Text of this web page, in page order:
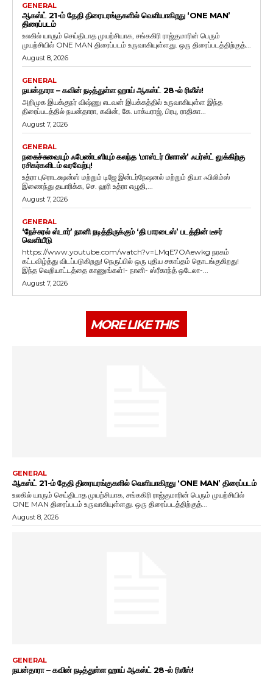
GENERAL
ஆகஸ்ட் 21-ம் தேதி திரையரங்குகளில் வெளியாகிறது ‘ONE MAN’
திரைப்படம்
உலகில் யாரும் செய்திடாத முயற்சியாக, சங்ககிரி ராஜ்குமாரின் பெரும்
முயற்சியில் ONE MAN திரைப்படம் உருவாகியுள்ளது. ஒரு திரைப்படத்திற்குத்...
August 8, 2026
GENERAL
நயன்தாரா – கவின் நடித்துள்ள ஹாய் ஆகஸ்ட் 28-ல் ரிலீஸ்!
அறிமுக இயக்குநர் விஷ்ணு எடவன் இயக்கத்தில் உருவாகியுள்ள இந்த
திரைப்படத்தில் நயன்தாரா, கவின், கே. பாக்யராஜ், பிரபு, ராதிகா...
August 7, 2026
GENERAL
நகைச்சுவையும் ஃபேண்டஸியும் கலந்த ‘மாஸ்டர் பிளான்’ ஃபர்ஸ்ட் லுக்கிற்கு
ரசிகர்களிடம் வரவேற்பு!
உத்ரா புரொடக்ஷன்ஸ் மற்றும் டிஜே இன்டர்நேஷனல் மற்றும் தியா ஃபிலிம்ஸ்
இணைந்து தயாரிக்க, செ. ஹரி உத்ரா எழுதி,...
August 7, 2026
GENERAL
‘நேச்சுரல் ஸ்டார்’ நானி நடித்திருக்கும் ‘தி பாரடைஸ்’ படத்தின் டீசர்
வெளியீடு
https://www.youtube.com/watch?v=LMqE7OAewkg நரகம்
கட்டவிழ்த்து விடப்படுகிறது! நெருப்பில் ஒரு புதிய சகாப்தம் தொடங்குகிறது!
இந்த வெறியாட்டத்தை காணுங்கள்!- நானி- ஸ்ரீகாந்த் ஒடேலா-...
August 7, 2026
MORE LIKE THIS
GENERAL
ஆகஸ்ட் 21-ம் தேதி திரையரங்குகளில் வெளியாகிறது ‘ONE MAN’ திரைப்படம்
உலகில் யாரும் செய்திடாத முயற்சியாக, சங்ககிரி ராஜ்குமாரின் பெரும் முயற்சியில்
ONE MAN திரைப்படம் உருவாகியுள்ளது. ஒரு திரைப்படத்திற்குத்...
August 8, 2026
GENERAL
நயன்தாரா – கவின் நடித்துள்ள ஹாய் ஆகஸ்ட் 28-ல் ரிலீஸ்!